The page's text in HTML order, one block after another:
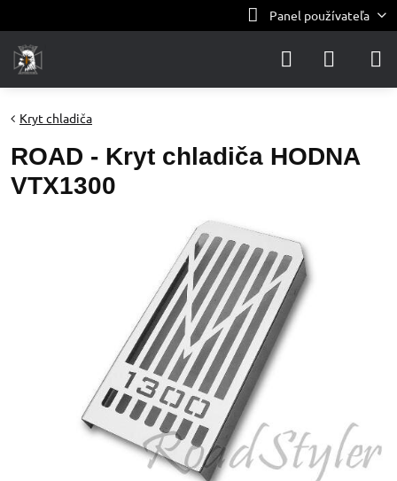
Panel používateľa
Kryt chladiča
ROAD - Kryt chladiča HODNA
VTX1300